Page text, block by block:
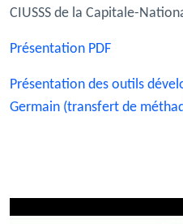
CIUSSS de la Capitale-
Présentation PDF
Présentation des outils
Germain (transfert de